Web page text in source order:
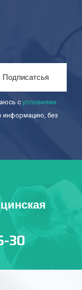
Подписатсья
с условиями
информацию, без
30